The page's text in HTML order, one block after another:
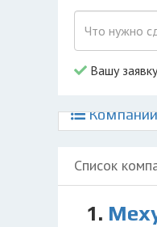
Вашу
Компании
Список
1.